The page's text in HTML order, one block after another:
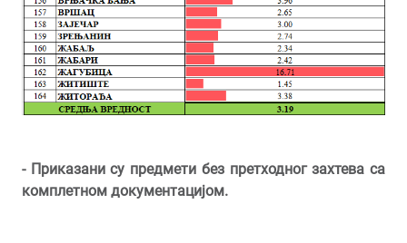
- Приказани су предмети без претходног захтева са
комплетном документацијом.